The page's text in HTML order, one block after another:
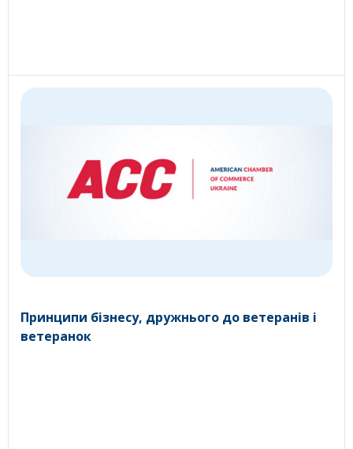
Принципи бізнесу, дружнього до ветеранів і
ветеранок